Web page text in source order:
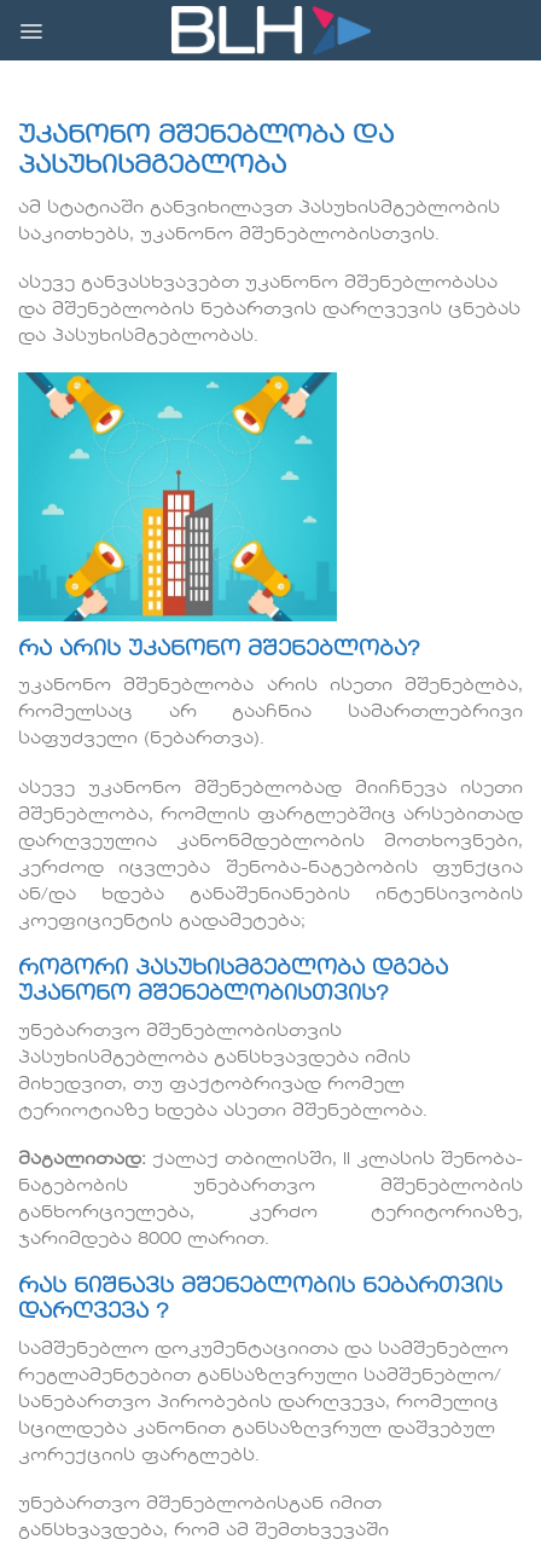
content
უკანონო მშენებლობა და
პასუხისმგებლობა
ამ სტატიაში განვიხილავთ პასუხისმგებლობის
საკითხებს, უკანონო მშენებლობისთვის.
ასევე განვასხვავებთ უკანონო მშენებლობასა
და მშენებლობის ნებართვის დარღვევის ცნებას
და პასუხისმგებლობას.
რა არის უკანონო მშენებლობა?
უკანონო მშენებლობა არის ისეთი მშენებლბა,
რომელსაც არ გააჩნია სამართლებრივი
საფუძველი (ნებართვა).
ასევე უკანონო მშენებლობად მიიჩნევა ისეთი
მშენებლობა, რომლის ფარგლებშიც არსებითად
დარღვეულია კანონმდებლობის მოთხოვნები,
კერძოდ იცვლება შენობა-ნაგებობის ფუნქცია
ან/და ხდება განაშენიანების ინტენსივობის
კოეფიციენტის გადამეტება;
როგორი პასუხისმგებლობა დგება
უკანონო მშენებლობისთვის?
უნებართვო მშენებლობისთვის
პასუხისმგებლობა განსხვავდება იმის
მიხედვით, თუ ფაქტობრივად რომელ
ტერიოტიაზე ხდება ასეთი მშენებლობა.
მაგალითად: ქალაქ თბილისში, II კლასის შენობა-
ნაგებობის უნებართვო მშენებლობის
განხორციელება, კერძო ტერიტორიაზე,
ჯარიმდება 8000 ლარით.
რას ნიშნავს მშენებლობის ნებართვის
დარღვევა ?
სამშენებლო დოკუმენტაციითა და სამშენებლო
რეგლამენტებით განსაზღვრული სამშენებლო/
სანებართვო პირობების დარღვევა, რომელიც
სცილდება კანონით განსაზღვრულ დაშვებულ
კორექციის ფარგლებს.
უნებართვო მშენებლობისგან იმით
განსხვავდება, რომ ამ შემთხვევაში